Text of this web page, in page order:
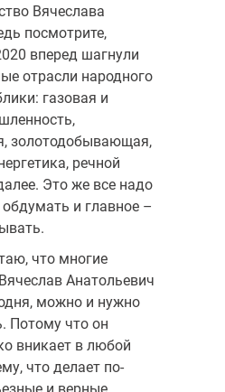
Вячеслава
посмотрите,
вперед шагнули
отрасли народного
газовая и
золотодобывающая,
речной
Это же все надо
и главное –
что многие
Анатольевич
можно и нужно
Потому что он
вникает в любой
что делает по-